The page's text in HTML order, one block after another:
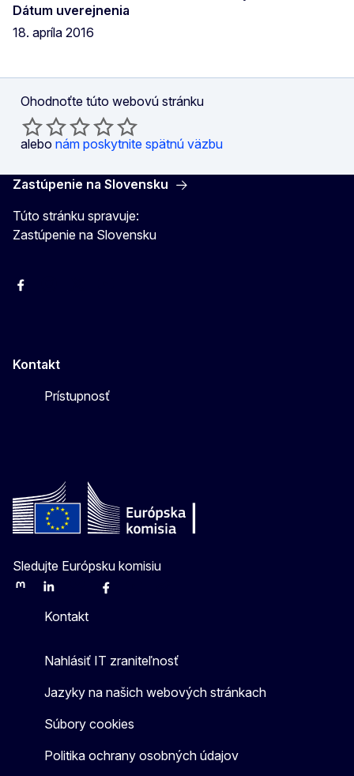
Dátum uverejnenia
18. apríla 2016
Ohodnoťte túto webovú stránku
alebo nám poskytnite spätnú väzbu
Zastúpenie na Slovensku
Túto stránku spravuje:
Zastúpenie na Slovensku
Facebook
Kontakt
Prístupnosť
Sledujte Európsku komisiu
MastodonLinkedInBlueskyFacebook
Kontakt
Nahlásiť IT zraniteľnosť
Jazyky na našich webových stránkach
Súbory cookies
Politika ochrany osobných údajov